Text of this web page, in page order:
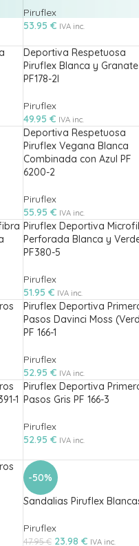
Piruflex
53.95 € IVA inc.
Deportiva Respetuosa
Piruflex Blanca y Granate
PF178-2l
Piruflex
49.95 € IVA inc.
Deportiva Respetuosa
Piruflex Vegana Blanca
Combinada con Azul PF
6200-2
Piruflex
55.95 € IVA inc.
Piruflex Deportiva
Perforada Blanca y
PF380-5
Piruflex
51.95 € IVA inc.
Piruflex Deportiva
Pasos Davinci Moss
PF 166-1
Piruflex
52.95 € IVA inc.
1
Piruflex Deportiva
Pasos Gris PF 166-3
Piruflex
52.95 € IVA inc.
-50%
Sandalias Piruflex
Piruflex
47.95€ 23.98 € IVA inc.